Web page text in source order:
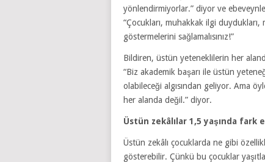
yönlendirmiyorlar.” diyor ve
“Çocukları, muhakkak ilgi
göstermelerini sağlamalısınız!”
Bildiren, üstün yeteneklilerin her
“Biz akademik başarı ile üstün
olabileceği algısından geliyor. Ama
her alanda değil.” diyor.
Üstün zekâlılar 1,5 yaşında fark
Üstün zekâlı çocuklarda ne gibi
gösterebilir. Çünkü bu çocuklar